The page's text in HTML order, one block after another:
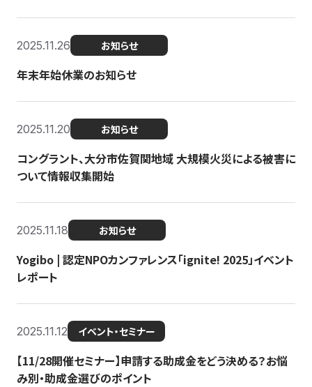
2025.11.26 お知らせ
年末年始休業のお知らせ
2025.11.20 お知らせ
コングラント、大分市佐賀関地域 大規模火災による被害に
ついて情報収集開始
2025.11.18 お知らせ
Yogibo | 認定NPOカンファレンス「ignite! 2025」イベント
レポート
2025.11.12 イベント・セミナー
【11/28開催セミナー】申請する助成金をどう決める？お悩
み別・助成金選びのポイント